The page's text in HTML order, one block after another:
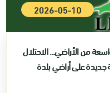
2026-05-10
من الأراضي... الاحتلال
على أراضي بلدة